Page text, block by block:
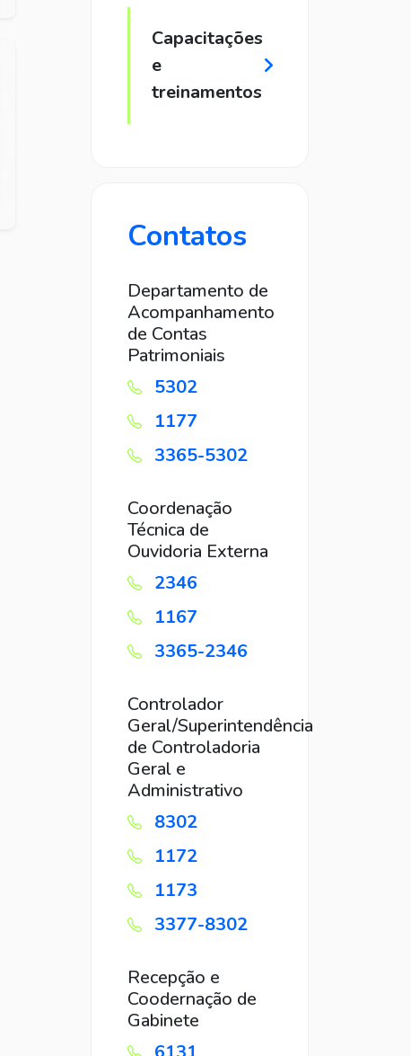
Capacitações
e
treinamentos
Contatos
Departamento de
Acompanhamento
de Contas
Patrimoniais
5302
1177
3365-5302
Coordenação
Técnica de
Ouvidoria Externa
2346
1167
3365-2346
Controlador
Geral/Superintendência
de Controladoria
Geral e
Administrativo
8302
1172
1173
3377-8302
Recepção e
Coodernação de
Gabinete